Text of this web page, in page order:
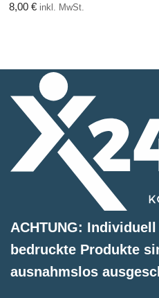
8,00 € inkl. MwSt.
ACHTUNG:
bedruckte Produkte
ausnahmslos